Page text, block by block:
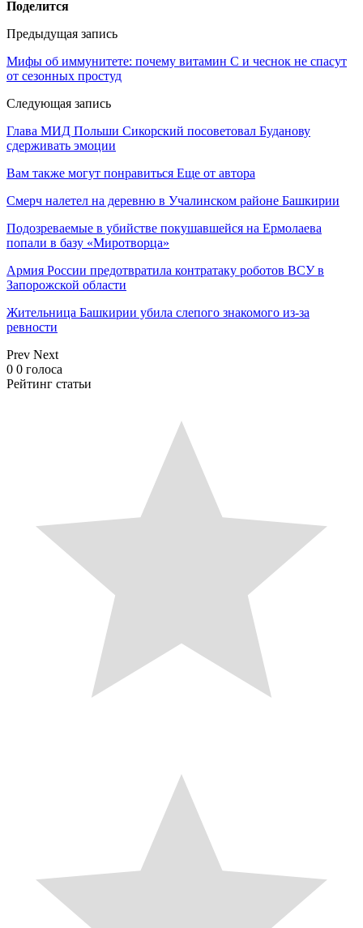
Поделится
Предыдущая запись
Мифы об иммунитете: почему витамин С и чеснок не спасут
от сезонных простуд
Следующая запись
Глава МИД Польши Сикорский посоветовал Буданову
сдерживать эмоции
Вам также могут понравиться Еще от автора
Смерч налетел на деревню в Учалинском районе Башкирии
Подозреваемые в убийстве покушавшейся на Ермолаева
попали в базу «Миротворца»
Армия России предотвратила контратаку роботов ВСУ в
Запорожской области
Жительница Башкирии убила слепого знакомого из-за
ревности
Prev Next
0 0 голоса
Рейтинг статьи